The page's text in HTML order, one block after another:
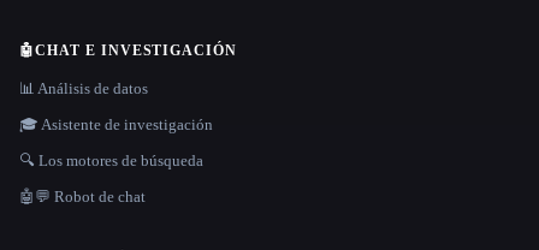
🤖CHAT E INVESTIGACIÓN
📊 Análisis de datos
🎓 Asistente de investigación
🔍 Los motores de búsqueda
🤖💬 Robot de chat